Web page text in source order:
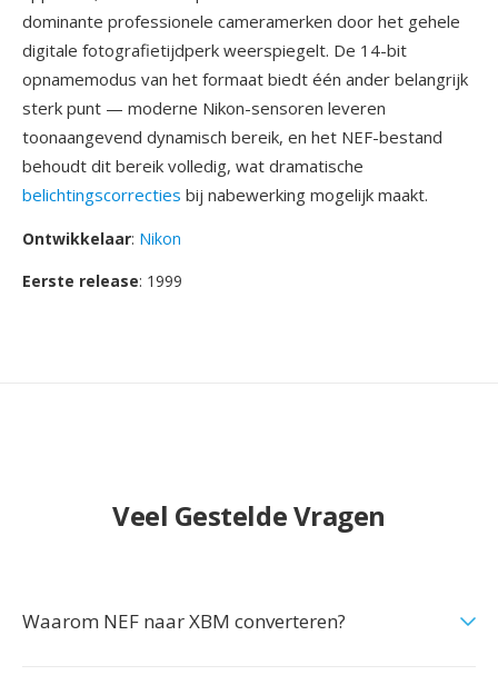
dominante professionele cameramerken door het gehele
digitale fotografietijdperk weerspiegelt. De 14-bit
opnamemodus van het formaat biedt één ander belangrijk
sterk punt — moderne Nikon-sensoren leveren
toonaangevend dynamisch bereik, en het NEF-bestand
behoudt dit bereik volledig, wat dramatische
belichtingscorrecties bij nabewerking mogelijk maakt.
Ontwikkelaar: Nikon
Eerste release: 1999
Veel Gestelde Vragen
Waarom NEF naar XBM converteren?